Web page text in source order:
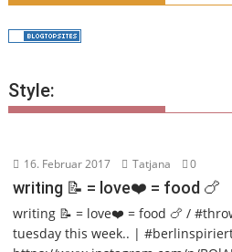
Style:
16. Februar 2017 Tatjana 0
writing 📝 = love❤️ = food 🍗
writing 📝 = love❤️ = food 🍗 /
tuesday this week.. |